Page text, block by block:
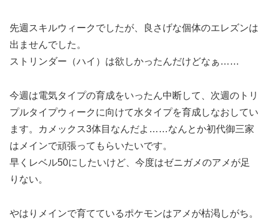
先週スキルウィークでしたが、良さげな個体のエレズンは
出ませんでした。
ストリンダー（ハイ）は欲しかったんだけどなぁ……
今週は電気タイプの育成をいったん中断して、次週のトリ
プルタイプウィークに向けて水タイプを育成しなおしてい
ます。カメックス3体目なんだよ……なんとか初代御三家
はメインで頑張ってもらいたいです。
早くレベル50にしたいけど、今度はゼニガメのアメが足
りない。
やはりメインで育てているポケモンはアメが枯渇しがち。